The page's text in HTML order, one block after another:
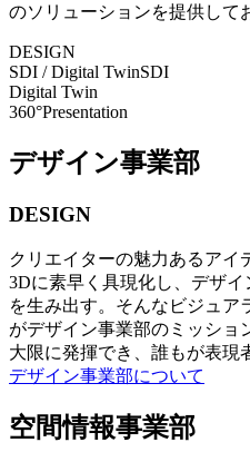
のソリューションを提供して
DESIGN
SDI / Digital TwinSDI
Digital Twin
360°Presentation
デザイン事業部
DESIGN
クリエイターの魅力あるアイ
3Dに素早く具現化し、デザ
を生み出す。そんなビジュア
がデザイン事業部のミッショ
大限に発揮でき、誰もが表現
デザイン事業部について
空間情報事業部